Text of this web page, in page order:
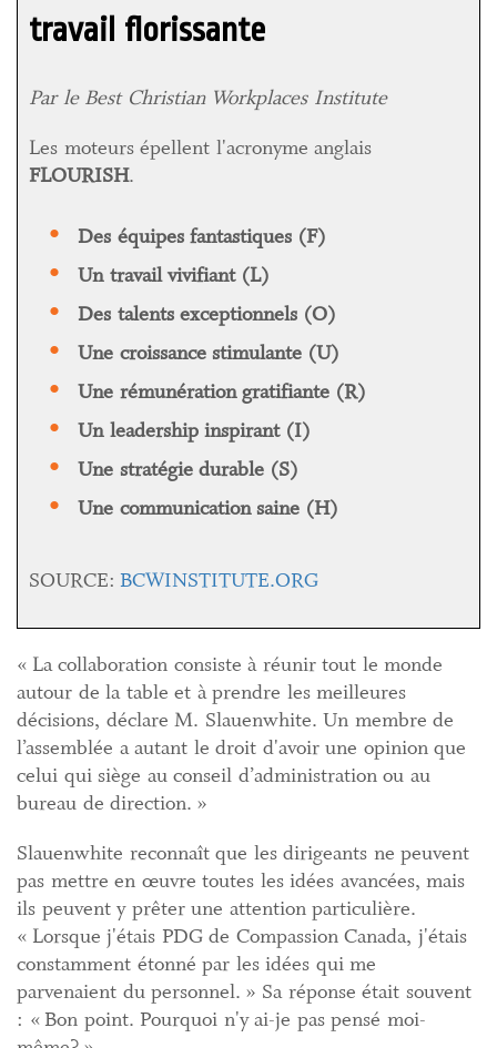
travail florissante
Par le Best Christian Workplaces Institute
Les moteurs épellent l'acronyme anglais
FLOURISH.
Des équipes fantastiques (F)
Un travail vivifiant (L)
Des talents exceptionnels (O)
Une croissance stimulante (U)
Une rémunération gratifiante (R)
Un leadership inspirant (I)
Une stratégie durable (S)
Une communication saine (H)
SOURCE: BCWINSTITUTE.ORG
« La collaboration consiste à réunir tout le monde
autour de la table et à prendre les meilleures
décisions, déclare M. Slauenwhite. Un membre de
l’assemblée a autant le droit d'avoir une opinion que
celui qui siège au conseil d’administration ou au
bureau de direction. »
Slauenwhite reconnaît que les dirigeants ne peuvent
pas mettre en œuvre toutes les idées avancées, mais
ils peuvent y prêter une attention particulière.
« Lorsque j'étais PDG de Compassion Canada, j'étais
constamment étonné par les idées qui me
parvenaient du personnel. » Sa réponse était souvent
: « Bon point. Pourquoi n'y ai-je pas pensé moi-